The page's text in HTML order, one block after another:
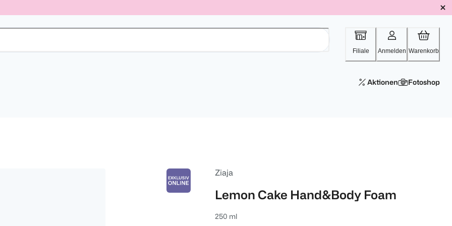
Filiale Anmelden Warenkorb
Aktionen Fotoshop
Ziaja
Lemon Cake Hand&Body Foam
250 ml